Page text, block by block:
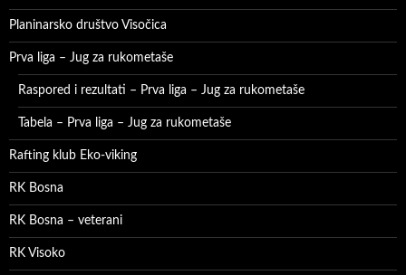
Planinarsko društvo Visočica
Prva liga – Jug za rukometaše
Raspored i rezultati – Prva liga – Jug za rukometaše
Tabela – Prva liga – Jug za rukometaše
Rafting klub Eko-viking
RK Bosna
RK Bosna – veterani
RK Visoko